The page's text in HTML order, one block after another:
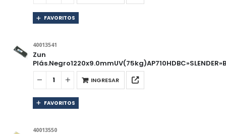
FAVORITOS
40013541
Zun
INGRESAR
FAVORITOS
40013550